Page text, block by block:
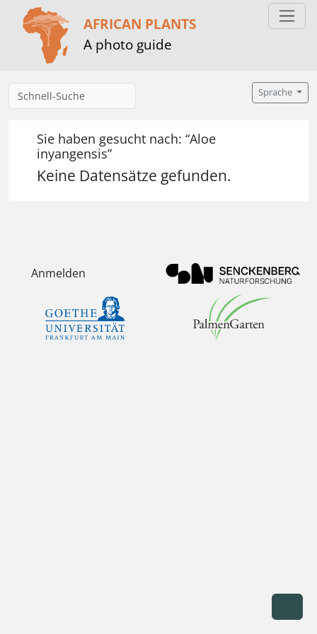
AFRICAN PLANTS
A photo guide
Sprache
Sie haben gesucht nach: “Aloe
inyangensis”
Keine Datensätze gefunden.
Anmelden